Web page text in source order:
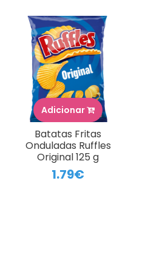
Adicionar
Batatas Fritas
Onduladas Ruffles
Original 125 g
1.79€